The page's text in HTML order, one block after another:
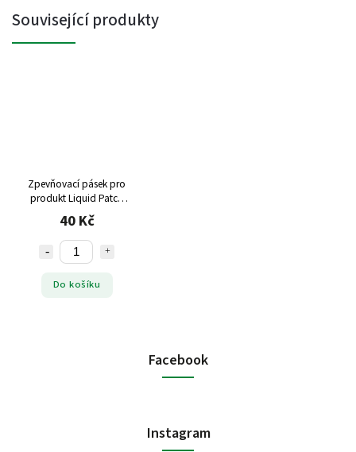
Související produkty
Zpevňovací pásek pro
produkt Liquid Patch
Rozměry: cca 25x2 cm
40 Kč
Do košíku
Facebook
Instagram